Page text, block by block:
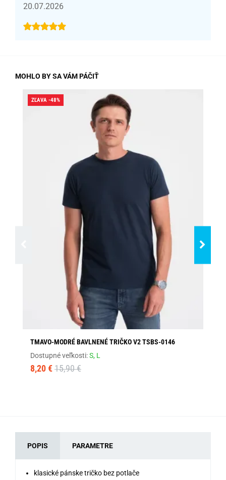
20.07.2026
MOHLO BY SA VÁM PÁČIŤ
ZĽAVA -48%
TMAVO-MODRÉ BAVLNENÉ TRIČKO V2 TSBS-0146
Dostupné veľkosti:S, L
8,20 € 15,90 €
POPIS PARAMETRE
klasické pánske tričko bez potlače